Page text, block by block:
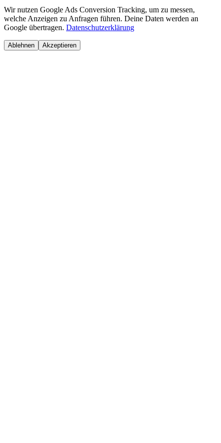
Wir nutzen Google Ads Conversion Tracking, um zu messen,
welche Anzeigen zu Anfragen führen. Deine Daten werden an
Google übertragen. Datenschutzerklärung
Ablehnen Akzeptieren